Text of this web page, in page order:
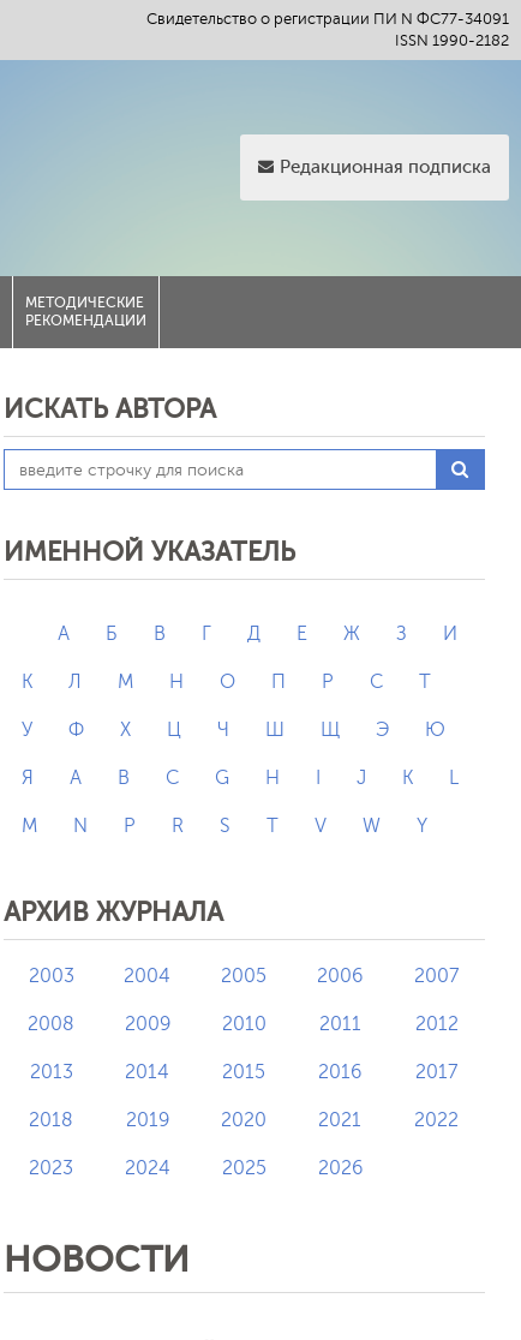
Свидетельство о регистрации ПИ N ФС77-34091
ISSN 1990-2182
Редакционная подписка
МЕТОДИЧЕСКИЕ
РЕКОМЕНДАЦИИ
ИСКАТЬ АВТОРА
ИМЕННОЙ УКАЗАТЕЛЬ
А Б В Г Д Е Ж З И
К Л М Н О П Р С Т
У Ф Х Ц Ч Ш Щ Э Ю
Я A B C G H J K L
M N P R S T V W Y
АРХИВ ЖУРНАЛА
2003 2004 2005 2006 2007
2008 2009 2010 2011 2012
2013 2014 2015 2016 2017
2018 2019 2020 2021 2022
2023 2024 2025 2026
НОВОСТИ